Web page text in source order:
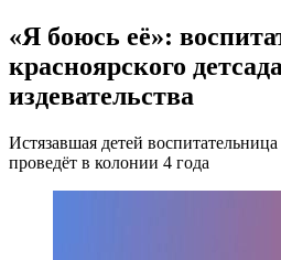
«Я боюсь её»:
красноярского
издевательства
Истязавшая детей воспитательница
проведёт в колонии 4 года